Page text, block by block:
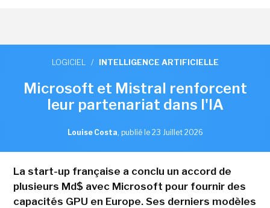
LOGICIEL / INTELLIGENCE ARTIFICIELLE
Microsoft et Mistral renforcent
leur partenariat dans l'IA
Louise Costa, publié le 23 Juillet 2026
La start-up française a conclu un accord de
plusieurs Md$ avec Microsoft pour fournir des
capacités GPU en Europe. Ses derniers modèles